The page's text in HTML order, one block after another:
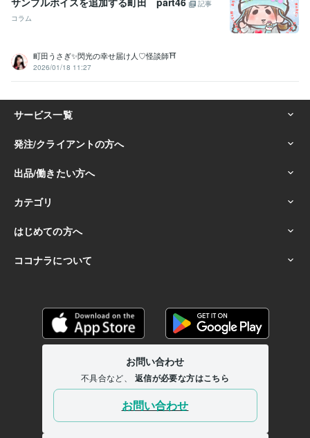
記事
コラム
町田うさぎ✨閃光の幸せ届け人♡怪談師⛩️
2026/01/18 11:27